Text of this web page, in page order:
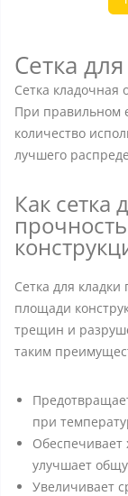
Сетка
Сетка кладочная
При правильном
количество
лучшего
Как сетка
Сетка для кладки
площади
трещин и
таким
при
Обеспечивает
улучшает
Увеличивает